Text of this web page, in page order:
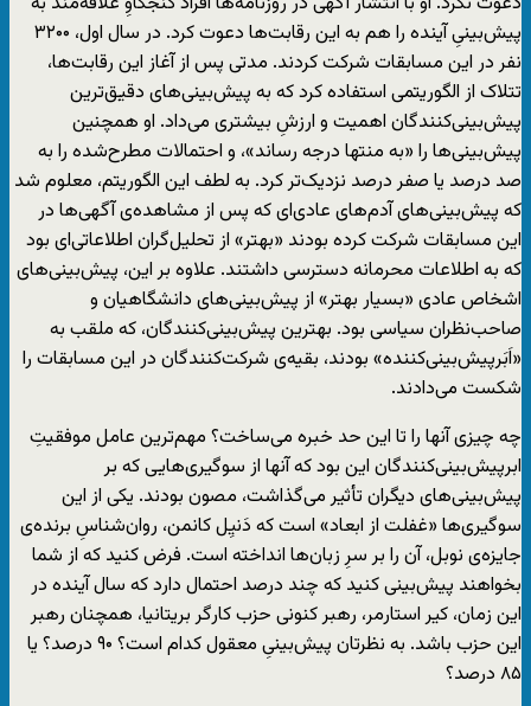
پیش‌بینیِ آینده را هم به این رقابت‌ها دعوت کرد. در سال اول، ۳۲۰۰
نفر در این مسابقات شرکت کردند. مدتی پس از آغاز این رقابت‌ها،
تتلاک از الگوریتمی استفاده کرد که به پیش‌بینی‌های دقیق‌ترین
پیش‌بینی‌کنندگان اهمیت و ارزشِ بیشتری می‌داد. او همچنین
پیش‌بینی‌ها را «به منتها درجه رساند»، و احتمالات مطرح‌شده را به
صد درصد یا صفر درصد نزدیک‌تر کرد. به لطف این الگوریتم، معلوم شد
که پیش‌بینی‌های آدم‌های عادی‌ای که پس از مشاهده‌ی آگهی‌ها در
این مسابقات شرکت کرده بودند «بهتر» از تحلیل‌گران اطلاعاتی‌ای بود
که به اطلاعات محرمانه دسترسی داشتند. علاوه بر این، پیش‌بینی‌های
اشخاص عادی «بسیار بهتر» از پیش‌بینی‌های دانشگاهیان و
صاحب‌نظران سیاسی بود. بهترین پیش‌بینی‌کنندگان، که ملقب به
«اَبَرپیش‌بینی‌کننده» بودند، بقیه‌ی شرکت‌کنندگان در این مسابقات را
شکست می‌دادند.
چه چیزی آنها را تا این حد خبره می‌ساخت؟ مهم‌ترین عامل موفقیتِ
ابرپیش‌بینی‌کنندگان این بود که آنها از سوگیری‌هایی که بر
پیش‌بینی‌های دیگران تأثیر می‌گذاشت، مصون بودند. یکی از این
سوگیری‌ها «غفلت از ابعاد» است که دَنیِل کانمن، روان‌شناسِ برنده‌ی
جایزه‌ی نوبل، آن را بر سرِ زبان‌ها انداخته است. فرض کنید که از شما
بخواهند پیش‌بینی کنید که چند درصد احتمال دارد که سال آینده در
این زمان، کیر استارمر، رهبر کنونی حزب کارگر بریتانیا، همچنان رهبر
این حزب باشد. به نظرتان پیش‌بینیِ معقول کدام است؟ ۹۰ درصد؟ یا
۸۵ درصد؟